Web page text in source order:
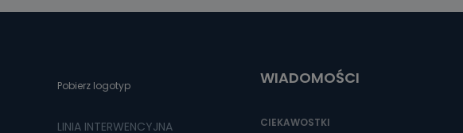
Pobierz logotyp
LINIA INTERWENCYJNA
WIADOMOŚCI
CIEKAWOSTKI